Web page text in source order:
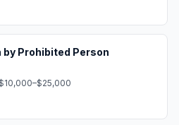
Prohibited Person